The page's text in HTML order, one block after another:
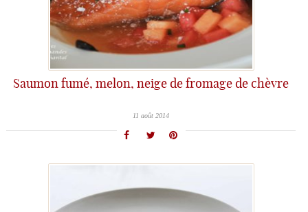
Saumon fumé, melon, neige de fromage de chèvre
11 août 2014